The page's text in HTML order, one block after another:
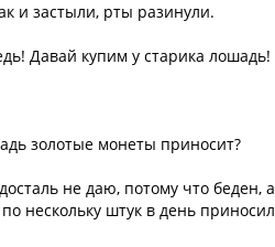
и застыли, рты разинули.
Давай купим у старика лошадь!
золотые монеты приносит?
не даю, потому что беден,
нескольку штук в день